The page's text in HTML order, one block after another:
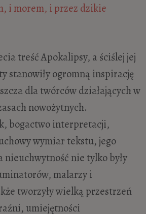
i morem, i przez dzikie
treść Apokalipsy, a ściślej jej
stanowiły ogromną inspirację
dla twórców działających w
nowożytnych.
bogactwo interpretacji,
wymiar tekstu, jego
nieuchwytność nie tylko były
malarzy i
tworzyły wielką przestrzeń
umiejętności